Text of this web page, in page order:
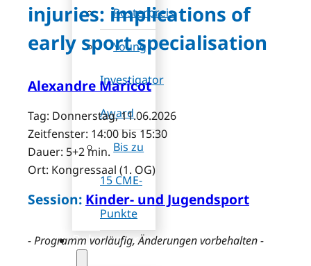
Posterpreis
Young
Investigator
Award
Bis zu
15 CME-
Punkte
Rahmenprogramm
injuries: implications of
early sport specialisation
Alexandre Maricot
Tag: Donnerstag, 11.06.2026
Zeitfenster: 14:00 bis 15:30
Dauer: 5+2 min.
Ort: Kongressaal (1. OG)
Session: Kinder- und Jugendsport
- Programm vorläufig, Änderungen vorbehalten -